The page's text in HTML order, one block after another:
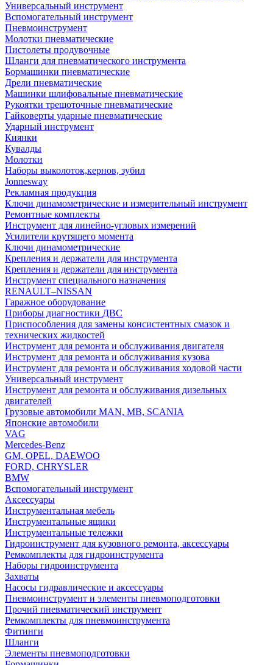
Универсальный инструмент
Вспомогательный инструмент
Пневмоинструмент
Молотки пневматические
Пистолеты продувочные
Шланги для пневматического инструмента
Бормашинки пневматические
Дрели пневматические
Машинки шлифовальные пневматические
Рукоятки трещоточные пневматические
Гайковерты ударные пневматические
Ударный инструмент
Киянки
Кувалды
Молотки
Наборы выколоток,кернов, зубил
Jonnesway
Рекламная продукция
Ключи динамометрические и измерительный инструмент
Ремонтные комплекты
Инструмент для линейно-угловых измерений
Усилители крутящего момента
Ключи динамометрические
Крепления и держатели для инструмента
Крепления и держатели для инструмента
Инструмент специального назначения
RENAULT–NISSAN
Гаражное оборудование
Приборы диагностики ДВС
Приспособления для замены консистентных смазок и
технических жидкостей
Инструмент для ремонта и обслуживания двигателя
Инструмент для ремонта и обслуживания кузова
Инструмент для ремонта и обслуживания ходовой части
Универсальный инструмент
Инструмент для ремонта и обслуживания дизельных
двигателей
Грузовые автомобили MAN, MB, SCANIA
Японские автомобили
VAG
Mercedes-Benz
GM, OPEL, DAEWOO
FORD, CHRYSLER
BMW
Вспомогательный инструмент
Аксессуары
Инструментальная мебель
Инструментальные ящики
Инструментальные тележки
Гидроинструмент для кузовного ремонта, аксессуары
Ремкомплекты для гидроинструмента
Наборы гидроинструмента
Захваты
Насосы гидравлические и аксессуары
Пневмоинструмент и элементы пневмоподготовки
Прочий пневматический инструмент
Ремкомплекты для пневмоинструмента
Фитинги
Шланги
Элементы пневмоподготовки